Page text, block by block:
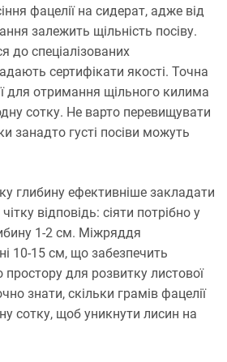
фацелії на сидерат, адже від
залежить щільність посіву.
до спеціалізованих
сертифікати якості. Точна
для отримання щільного килима
сотку. Не варто перевищувати
занадто густі посіви можуть
глибину ефективніше закладати
відповідь: сіяти потрібно у
1-2 см. Міжряддя
10-15 см, що забезпечить
для розвитку листової
знати, скільки грамів фацелії
сотку, щоб уникнути лисин на